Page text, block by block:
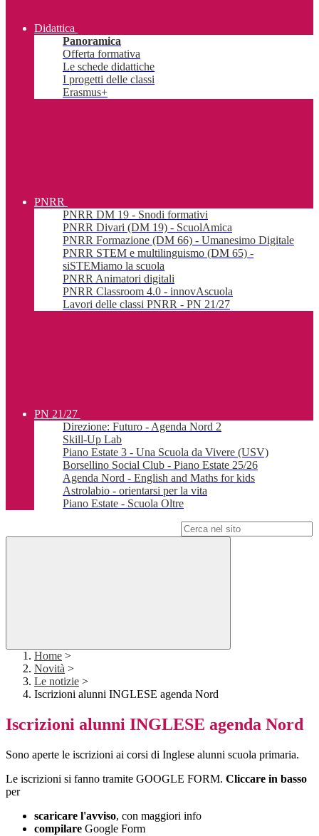
Didattica
Panoramica
Offerta formativa
Le schede didattiche
I progetti delle classi
Erasmus+
PNRR
PNRR DM 19 - Snodi formativi
PNRR Divari (DM 19) - ScuolAmica
PNRR Formazione (DM 66) - Umanesimo Digitale
PNRR STEM e multilinguismo (DM 65) -
siSTEMiamo la scuola
PNRR Animatori digitali
PNRR Classroom 4.0 - innovAscuola
Lavori delle classi PNRR - PN 21/27
PN 21/27
Direzione: Futuro - Agenda Nord 2
Skill-Up Lab
Piano Estate 3 - Una Scuola da Vivere (USV)
Borsellino Social Club - Piano Estate 25/26
Agenda Nord - English and Maths for kids
Astrolabio - orientarsi per la vita
Piano Estate - Scuola Oltre
Home >
Novità >
Le notizie >
Iscrizioni alunni INGLESE agenda Nord
Iscrizioni alunni INGLESE agenda Nord
Sono aperte le iscrizioni ai corsi di Inglese alunni scuola primaria.
Le iscrizioni si fanno tramite GOOGLE FORM. Cliccare in basso
per
scaricare l'avviso, con maggiori info
compilare Google Form